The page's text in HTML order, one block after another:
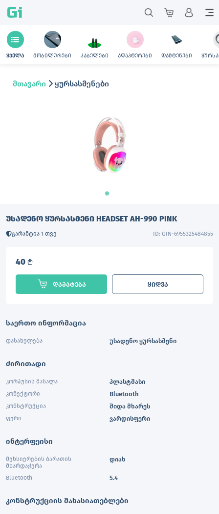
Gi
ყველა მობილურები კაბელები ადაპტერები დამტენები
მთავარი ყურსასმენები
ᲣᲡᲐᲓᲔᲜᲝ ᲧᲣᲠᲡᲐᲡᲛᲔᲜᲘ HEADSET AH-990 PINK
გარანტია 1 თვე ID: GIN-6955325484855
40 L
დამატება ყიდვა
საერთო ინფორმაცია
დასახელება უსადენო ყურსასმენი
ძირითადი
კორპუსის მასალა პლასტმასი
კონექტორი Bluetooth
კონსტრუქცია შიდა მხარეს
ფერი ვარდისფერი
ინტერფეისი
მეხსიერების ბარათის
მხარდაჭერა
დიახ
Bluetooth 5.4
კონსტრუქციის მახასიათებლები